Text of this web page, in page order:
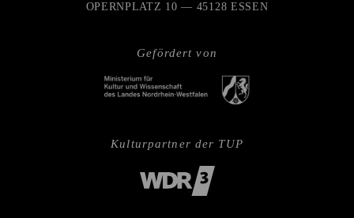
Gefördert von
OPERNPLATZ 10 — 45128 ESSEN
Kulturpartner der TUP